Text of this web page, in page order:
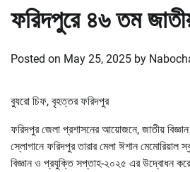
ফরিদপুরে ৪৬ তম
Posted on May 25, 2025 by
ব্যুরো চিফ, বৃহত্তর ফরিদপুর
ফরিদপুর জেলা প্রশাসনের আয়োজনে, জাতীয় বিজ্ঞান
স্লোগানে ফরিদপুর তারার মেলা ঈশান
বিজ্ঞান ও প্রযুক্তি সপ্তাহ-২০২৫ এর উদ্বোধন